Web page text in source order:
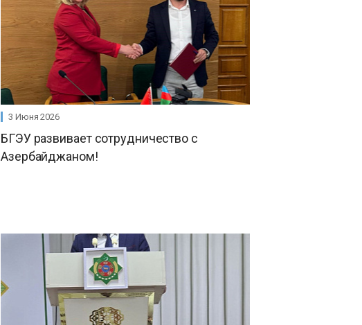
3 Июня 2026
БГЭУ развивает сотрудничество с
Азербайджаном!